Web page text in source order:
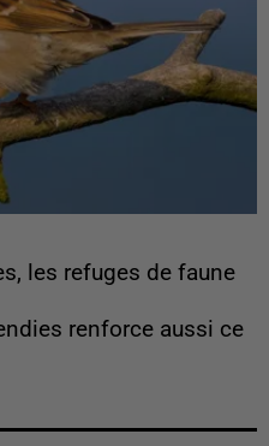
les refuges de faune
renforce aussi ce